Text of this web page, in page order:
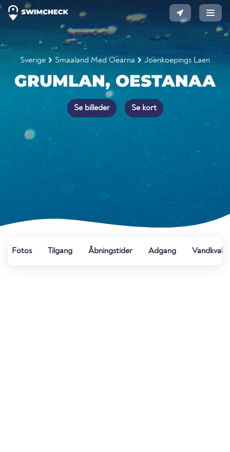
Sverige Smaaland Med Oearna Joenkoepings Laen
GRUMLAN, OESTANAA
Se billeder Se kort
Fotos Tilgang Åbningstider Adgang